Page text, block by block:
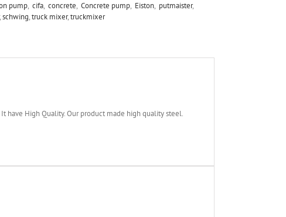
pump, cifa, concrete, Concrete pump, Eiston, putmaister,
,schwing,truck mixer,truckmixer
have High Quality. Our product made high quality steel.